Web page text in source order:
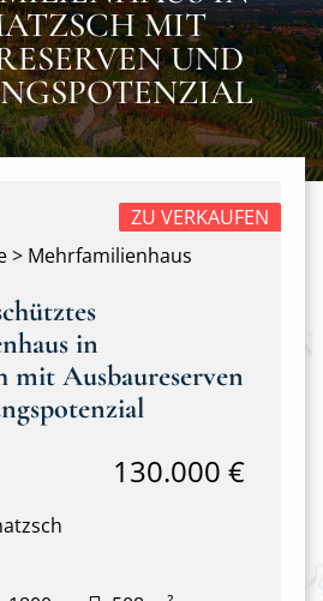
MIT
UND
> Mehrfamilienhaus
ZU VERKAUFEN
in
mit Ausbaureserven
130.000 €